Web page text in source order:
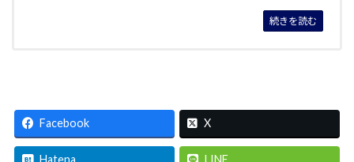
続きを読む
Facebook X